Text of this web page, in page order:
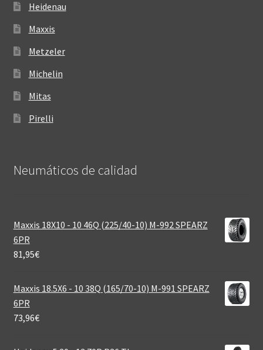
Heidenau
Maxxis
Metzeler
Michelin
Mitas
Pirelli
Neumáticos de calidad‎
Maxxis 18X10 - 10 46Q (225/40-10) M-992 SPEARZ
6PR
81,95€
Maxxis 18.5X6 - 10 38Q (165/70-10) M-991 SPEARZ
6PR
73,96€